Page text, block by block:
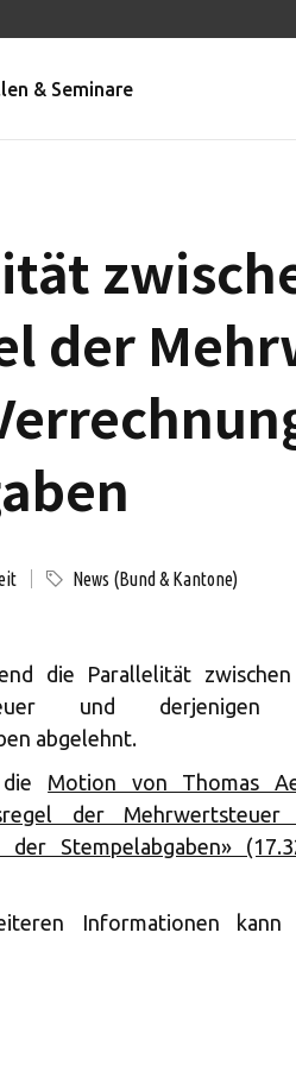
& Seminare
der
News (Bund & Kantone)
die Parallelität
und derjenigen
abgelehnt.
Motion von Thomas
der Mehrwertsteuer
Stempelabgaben»
Informationen kann